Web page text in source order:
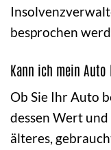
besprochen
Kann ich mein Auto
Ob Sie Ihr Auto
dessen Wert
älteres,